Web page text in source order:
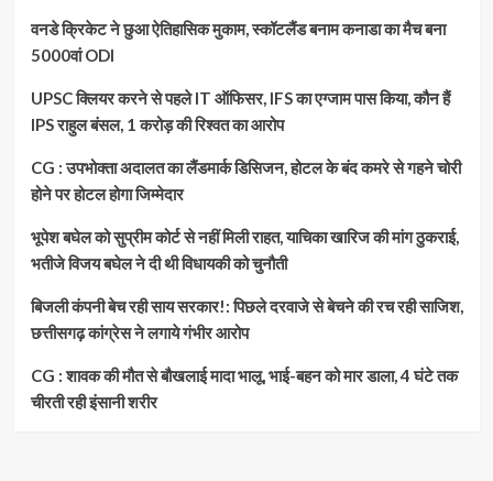
वनडे क्रिकेट ने छुआ ऐतिहासिक मुकाम, स्कॉटलैंड बनाम कनाडा का मैच बना
5000वां ODI
UPSC क्लियर करने से पहले IT ऑफिसर, IFS का एग्जाम पास किया, कौन हैं
IPS राहुल बंसल, 1 करोड़ की रिश्वत का आरोप
CG : उपभोक्ता अदालत का लैंडमार्क डिसिजन, होटल के बंद कमरे से गहने चोरी
होने पर होटल होगा जिम्मेदार
भूपेश बघेल को सुप्रीम कोर्ट से नहीं मिली राहत, याचिका खारिज की मांग ठुकराई,
भतीजे विजय बघेल ने दी थी विधायकी को चुनौती
बिजली कंपनी बेच रही साय सरकार!: पिछले दरवाजे से बेचने की रच रही साजिश,
छत्तीसगढ़ कांग्रेस ने लगाये गंभीर आरोप
CG : शावक की मौत से बौखलाई मादा भालू, भाई-बहन को मार डाला, 4 घंटे तक
चीरती रही इंसानी शरीर